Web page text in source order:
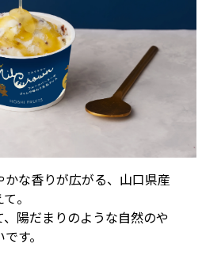
な香りが広がる、山口県産
。
陽だまりのような自然のや
す。